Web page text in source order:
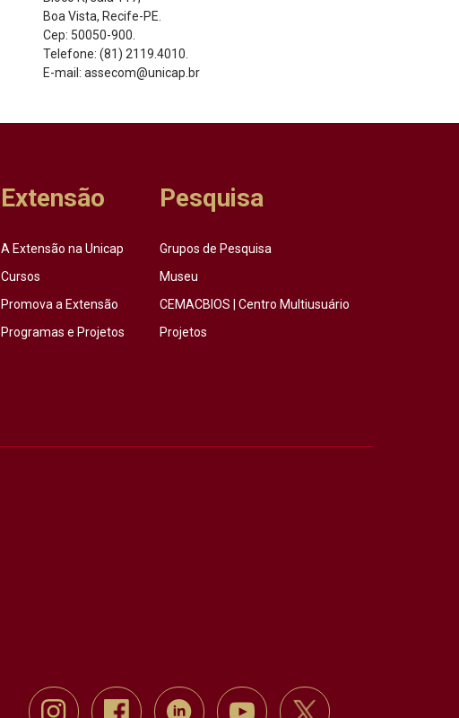
Boa Vista, Recife-PE.
Cep: 50050-900.
Telefone: (81) 2119.4010.
E-mail: assecom@unicap.br
Extensão
A Extensão na Unicap
Cursos
Promova a Extensão
Programas e Projetos
Pesquisa
Grupos de Pesquisa
Museu
CEMACBIOS | Centro Multiusuário
Projetos